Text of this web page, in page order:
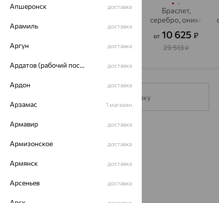
Браслет,
Браслет,
71 830₽
Браслет,
серебро, оникс
от 10 625 ₽
29 513₽
Подписаться на рассылку
Каталог
Акции
Магазины
Покупателям
Апшеронск доставка
Арамиль доставка
Аргун доставка
Ардатов (рабочий поселок) доставка
Ардон доставка
Арзамас 1 магазин
Армавир доставка
Армизонское доставка
Армянск доставка
Арсеньев доставка